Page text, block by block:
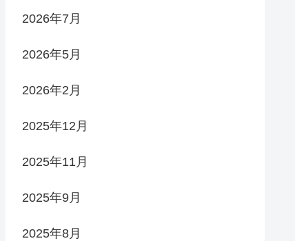
2026年7月
2026年5月
2026年2月
2025年12月
2025年11月
2025年9月
2025年8月